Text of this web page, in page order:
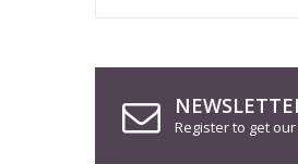
Register to get